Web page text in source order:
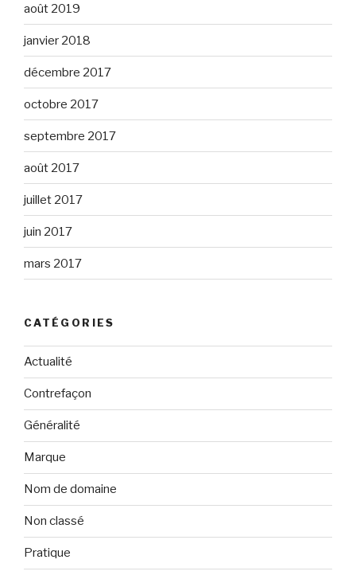
août 2019
janvier 2018
décembre 2017
octobre 2017
septembre 2017
août 2017
juillet 2017
juin 2017
mars 2017
CATÉGORIES
Actualité
Contrefaçon
Généralité
Marque
Nom de domaine
Non classé
Pratique